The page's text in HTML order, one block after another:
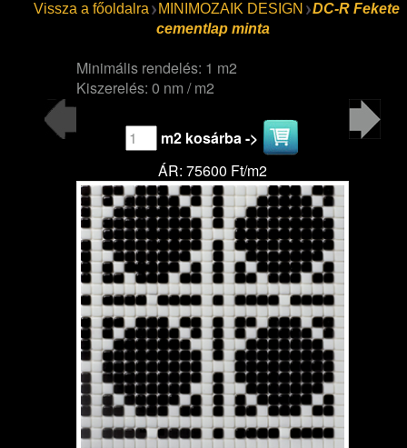
Vissza a főoldalra
MINIMOZAIK DESIGN
DC-R Fekete
cementlap minta
Minimális rendelés: 1 m2
Kiszerelés: 0 nm / m2
m2 kosárba ->
ÁR: 75600 Ft/m2